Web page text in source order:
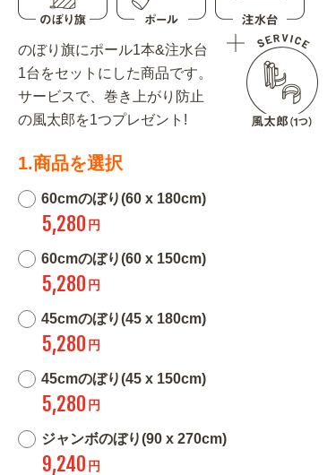
のぼり旗にポール1本&注水台
1台をセットにした商品です。
サービスで、巻き上がり防止
の風太郎を1つプレゼント!
1.商品を選択
60cmのぼり(60 x 180cm)
5,280 円
60cmのぼり(60 x 150cm)
5,280 円
45cmのぼり(45 x 180cm)
5,280 円
45cmのぼり(45 x 150cm)
5,280 円
ジャンボのぼり(90 x 270cm)
9,240 円